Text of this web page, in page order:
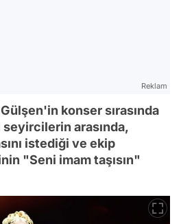
Reklam
konser sırasında
arasında,
istediği ve ekip
"Seni imam taşısın"